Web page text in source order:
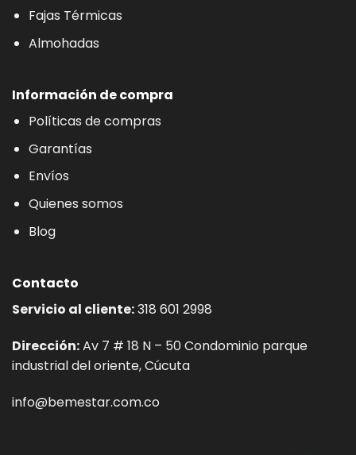
Fajas Térmicas
Almohadas
Información de compra
Políticas de compras
Garantías
Envíos
Quienes somos
Blog
Contacto
Servicio al cliente:318 601 2998
Dirección:Av 7 # 18 N – 50 Condominio parque
industrial del oriente, Cúcuta
info@bemestar.com.co